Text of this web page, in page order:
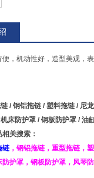
便，机动性好，造型美观，
/ 钢铝拖链 / 塑料拖链 / 尼
机床防护罩 / 钢板防护罩 / 油
关搜索：
链 ， 钢铝拖链 ， 重型拖链 ，
防护罩 ， 钢板防护罩 ， 风琴